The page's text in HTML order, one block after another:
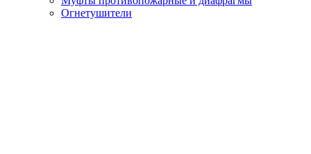
Огнетушители